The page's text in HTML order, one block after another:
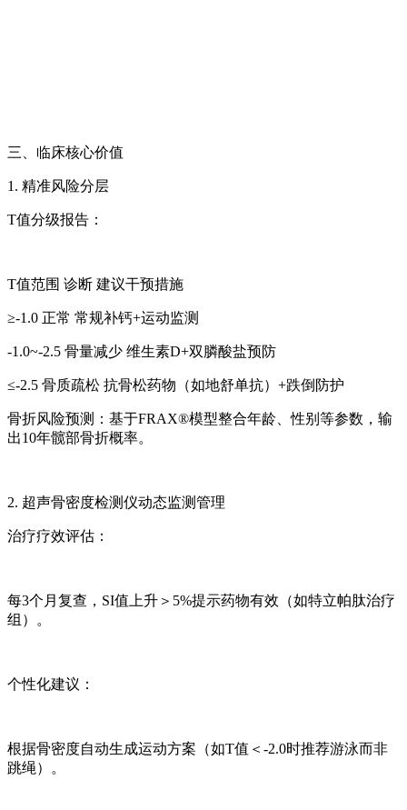
三、临床核心价值
1. 精准风险分层
T值分级报告：
T值范围 诊断 建议干预措施
≥-1.0 正常 常规补钙+运动监测
-1.0~-2.5 骨量减少 维生素D+双膦酸盐预防
≤-2.5 骨质疏松 抗骨松药物（如地舒单抗）+跌倒防护
骨折风险预测：基于FRAX®模型整合年龄、性别等参数，输
出10年髋部骨折概率。
2. 超声骨密度检测仪动态监测管理
治疗疗效评估：
每3个月复查，SI值上升＞5%提示药物有效（如特立帕肽治疗
组）。
个性化建议：
根据骨密度自动生成运动方案（如T值＜-2.0时推荐游泳而非
跳绳）。